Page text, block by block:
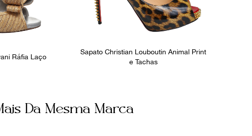
Ráfia Laço
Sapato Christian Louboutin Animal Print
e Tachas
Da Mesma Marca